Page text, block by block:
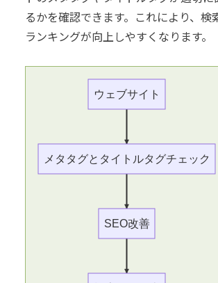
るかを確認できます。これにより、検
ランキングが向上しやすくなります。
ウェブサイト
メタタグとタイトルタグチェック
SEO改善